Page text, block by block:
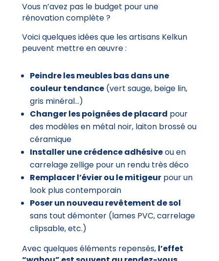
Vous n’avez pas le budget pour une
rénovation complète ?
Voici quelques idées que les artisans Kelkun
peuvent mettre en œuvre :
Peindre les meubles bas dans une
couleur tendance(vert sauge, beige lin,
gris minéral…)
Changer les poignées de placard pour
des modèles en métal noir, laiton brossé ou
céramique
Installer une crédence adhésiveou en
carrelage zellige pour un rendu très déco
Remplacer l’évier ou le mitigeurpour un
look plus contemporain
Poser un nouveau revêtement de sol
sans tout démonter (lames PVC, carrelage
clipsable, etc.)
Avec quelques éléments repensés, l’effet